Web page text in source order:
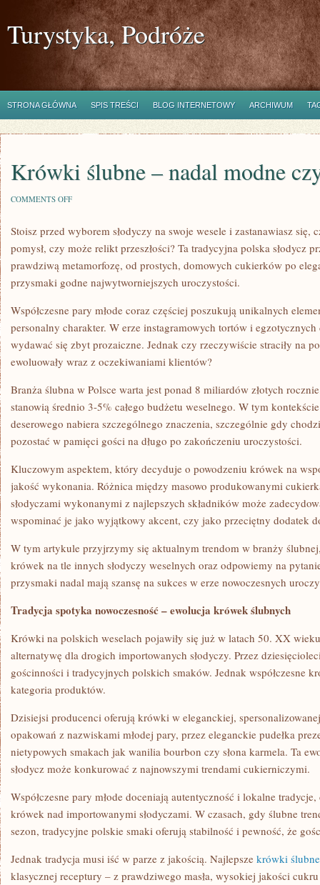
Turystyka, Podróże
STRONA GŁÓWNA SPIS TREŚCI BLOG INTERNETOWY ARCHIWUM
Krówki ślubne – nadal modne
COMMENTS OFFON
–
NADAL
MODNE
CZY
NIE?
Stoisz przed wyborem słodyczy na swoje wesele i zastanawiasz
pomysł, czy może relikt przeszłości? Ta tradycyjna polska słodycz
prawdziwą metamorfozę, od prostych, domowych cukierków po
przysmaki godne najwytworniejszych uroczystości.
Współczesne pary młode coraz częściej poszukują unikalnych
personalny charakter. W erze instagramowych tortów i
wydawać się zbyt prozaiczne. Jednak czy rzeczywiście straciły na
ewoluowały wraz z oczekiwaniami klientów?
Branża ślubna w Polsce warta jest ponad 8 miliardów złotych
stanowią średnio 3-5% całego budżetu weselnego. W tym
deserowego nabiera szczególnego znaczenia, szczególnie gdy
pozostać w pamięci gości na długo po zakończeniu uroczystości.
Kluczowym aspektem, który decyduje o powodzeniu krówek na
jakość wykonania. Różnica między masowo produkowanymi
słodyczami wykonanymi z najlepszych składników może
wspominać je jako wyjątkowy akcent, czy jako przeciętny dodatek
W tym artykule przyjrzymy się aktualnym trendom w branży
krówek na tle innych słodyczy weselnych oraz odpowiemy na
przysmaki nadal mają szansę na sukces w erze nowoczesnych
Tradycja spotyka nowoczesność – ewolucja krówek ślubnych
Krówki na polskich weselach pojawiły się już w latach 50. XX
alternatywę dla drogich importowanych słodyczy. Przez
gościnności i tradycyjnych polskich smaków. Jednak współczesne
kategoria produktów.
Dzisiejsi producenci oferują krówki w eleganckiej,
opakowań z nazwiskami młodej pary, przez eleganckie pudełka
nietypowych smakach jak wanilia bourbon czy słona karmela. Ta
słodycz może konkurować z najnowszymi trendami cukierniczymi.
Współczesne pary młode doceniają autentyczność i lokalne
krówek nad importowanymi słodyczami. W czasach, gdy ślubne
sezon, tradycyjne polskie smaki oferują stabilność i pewność, że
Jednak tradycja musi iść w parze z jakością. Najlepsze krówki ślubne
klasycznej receptury – z prawdziwego masła, wysokiej jakości